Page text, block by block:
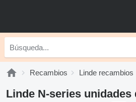
Recambios Linde recambios
Linde N-series